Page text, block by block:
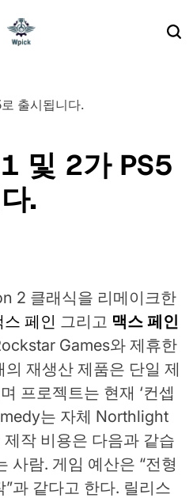
및 2가 PS5
.
2 클래식을 리메이크한
스 페인 그리고 맥스 페인
Games와 제휴한
재생산 제품은 단일 제
프로젝트는 현재 ‘컨셉
는 자체 Northlight
작 비용은 다음과 같습
사람. 게임 예산은 “전형
과 같다고 한다. 릴리스